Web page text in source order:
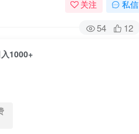
关注 私信
54 12
1000+